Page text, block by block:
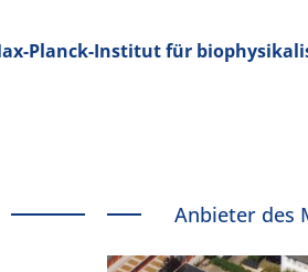
Planck-Institut für
Anbieter des